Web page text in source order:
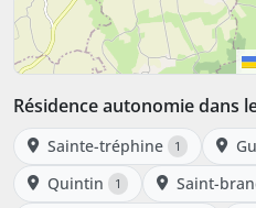
Résidence autonomie dans
Sainte-tréphine 1
Quintin 1 Saint-